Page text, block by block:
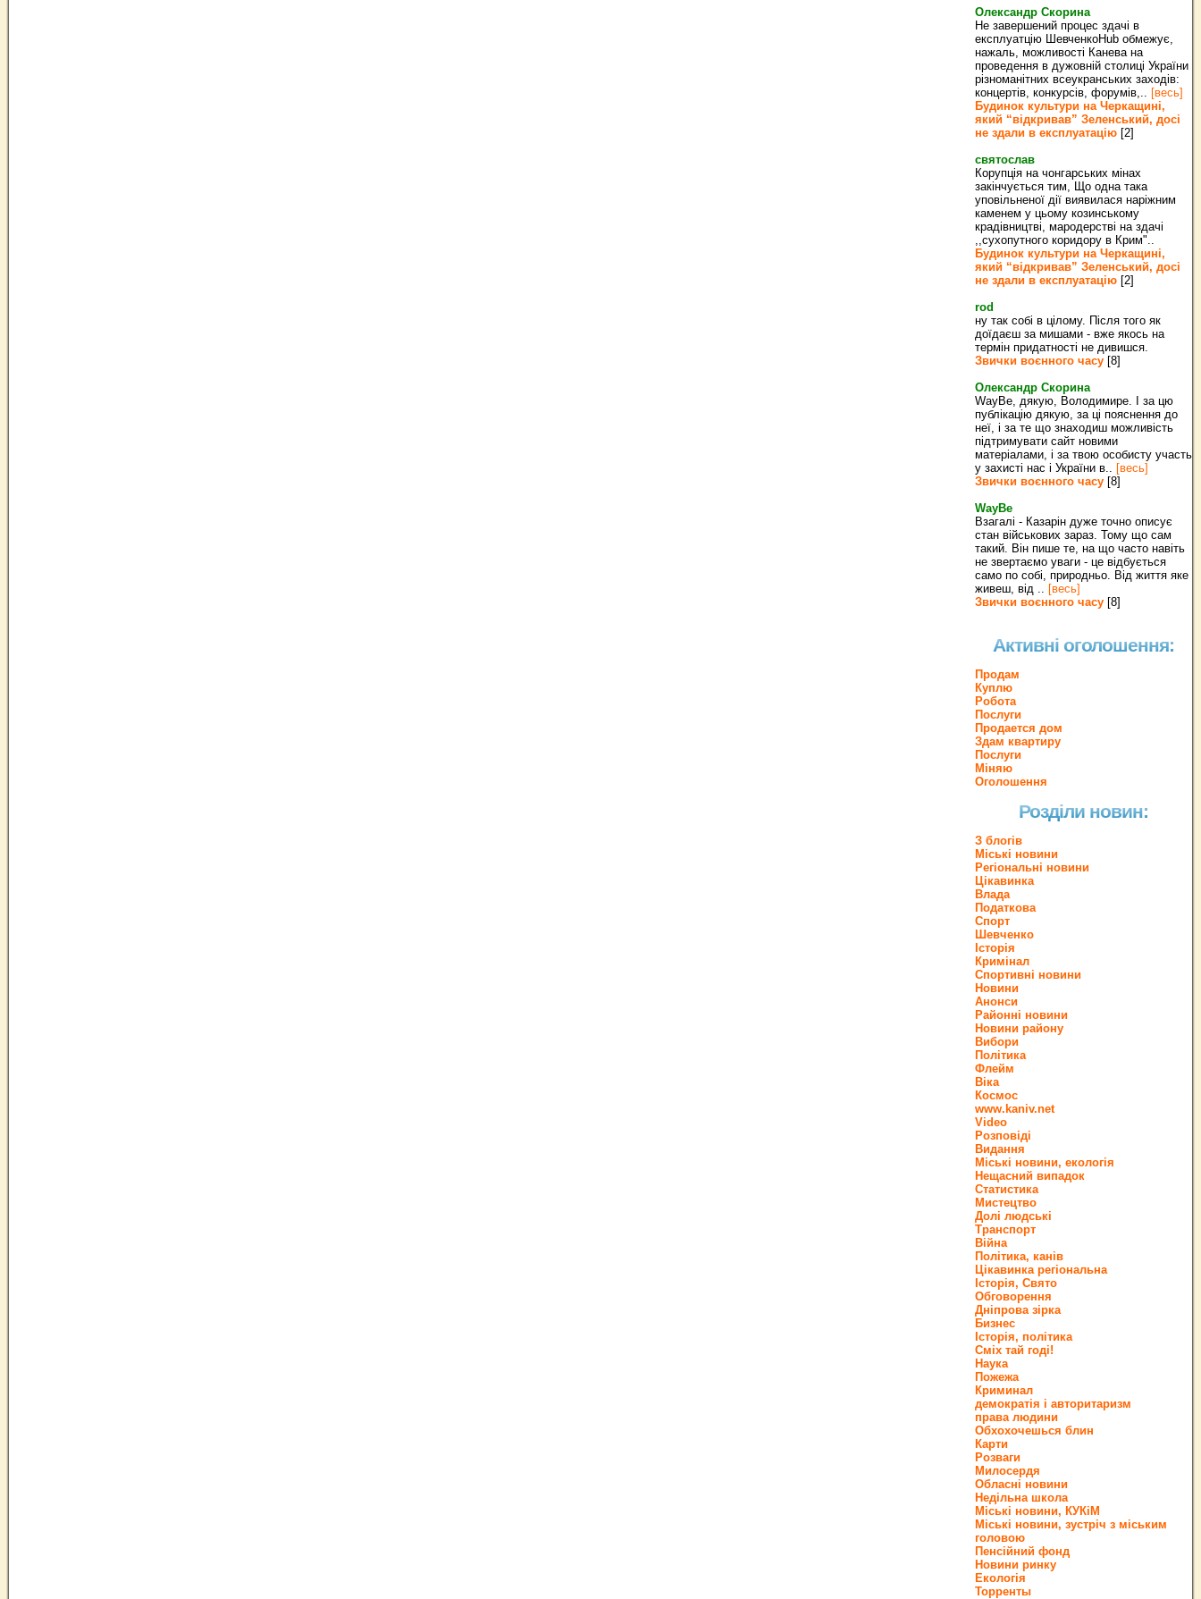
Олександр Скорина
Не завершений процес здачі в
експлуатцію ШевченкоHub обмежує,
нажаль, можливості Канева на
проведення в дужовній столиці України
різноманітних всеукранських заходів:
концертів, конкурсів, форумів,.. [весь]
Будинок культури на Черкащині,
який “відкривав” Зеленський, досі
не здали в експлуатацію [2]
святослав
Корупція на чонгарських мінах
закінчується тим, Що одна така
уповільненої дії виявилася наріжним
каменем у цьому козинському
крадівництві, мародерстві на здачі
,,сухопутного коридору в Крим"..
Будинок культури на Черкащині,
який “відкривав” Зеленський, досі
не здали в експлуатацію [2]
rod
ну так собі в цілому. Після того як
доїдаєш за мишами - вже якось на
термін придатності не дивишся.
Звички воєнного часу [8]
Олександр Скорина
WayBe, дякую, Володимире. І за цю
публікацію дякую, за ці пояснення до
неї, і за те що знаходиш можливість
підтримувати сайт новими
матеріалами, і за твою особисту участь
у захисті нас і України в.. [весь]
Звички воєнного часу [8]
WayBe
Взагалі - Казарін дуже точно описує
стан військових зараз. Тому що сам
такий. Він пише те, на що часто навіть
не звертаємо уваги - це відбується
само по собі, природньо. Від життя яке
живеш, від .. [весь]
Звички воєнного часу [8]
Активні оголошення:
Продам
Куплю
Робота
Послуги
Продается дом
Здам квартиру
Послуги
Міняю
Оголошення
Розділи новин:
З блогів
Міські новини
Регіональні новини
Цікавинка
Влада
Податкова
Спорт
Шевченко
Історія
Кримінал
Спортивні новини
Новини
Анонси
Районні новини
Новини району
Вибори
Політика
Флейм
Віка
Космос
www.kaniv.net
Video
Розповіді
Видання
Міські новини, екологія
Нещасний випадок
Статистика
Мистецтво
Долі людські
Транспорт
Війна
Політика, канів
Цікавинка регіональна
Історія, Свято
Обговорення
Дніпрова зірка
Бизнес
Історія, політика
Сміх тай годі!
Наука
Пожежа
Криминал
демократія і авторитаризм
права людини
Обхохочешься блин
Карти
Розваги
Милосердя
Обласні новини
Недільна школа
Міські новини, КУКіМ
Міські новини, зустріч з міським
головою
Пенсійний фонд
Новини ринку
Екологія
Торренты